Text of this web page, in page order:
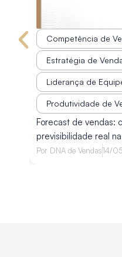
Competência de
Estratégia de
Liderança de
Produtividade de
Forecast de vendas:
previsibilidade real
Por DNA de Vendas14/